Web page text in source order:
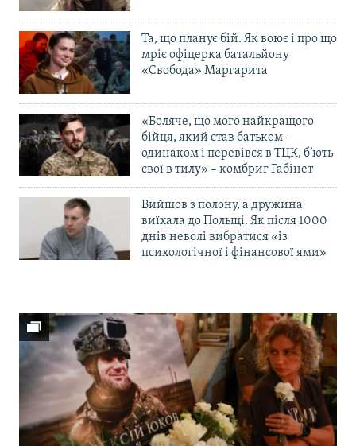
Та, що планує бій. Як воює і про що
мріє офіцерка батальйону
«Свобода» Маргарита
«Боляче, що мого найкращого
бійця, який став батьком-
одинаком і перевівся в ТЦК, б’ють
свої в тилу» – комбриг Габінет
Вийшов з полону, а дружина
виїхала до Польщі. Як після 1000
днів неволі вибратися «із
психологічної і фінансової ями»